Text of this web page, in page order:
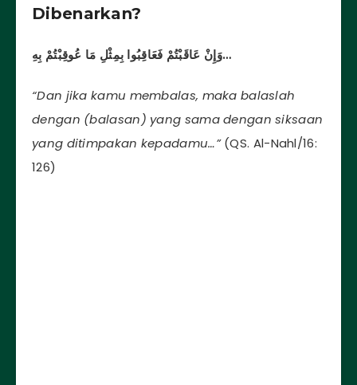
Dibenarkan?
وَإِنْ عَاقَبْتُمْ فَعَاقِبُوا بِمِثْلِ مَا عُوقِبْتُمْ بِهِ…
“Dan jika kamu membalas, maka balaslah
dengan (balasan) yang sama dengan siksaan
yang ditimpakan kepadamu…”(QS. Al-Nahl/16:
126)